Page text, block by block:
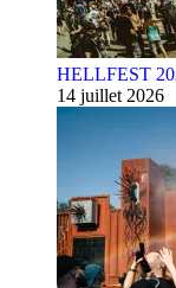
HELLFEST
14 juillet 2026